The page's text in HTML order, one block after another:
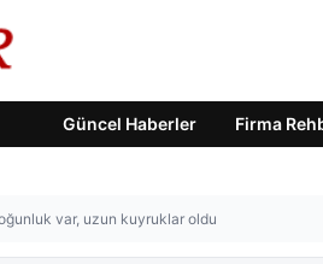
Güncel Haberler Firma
var, uzun kuyruklar oldu